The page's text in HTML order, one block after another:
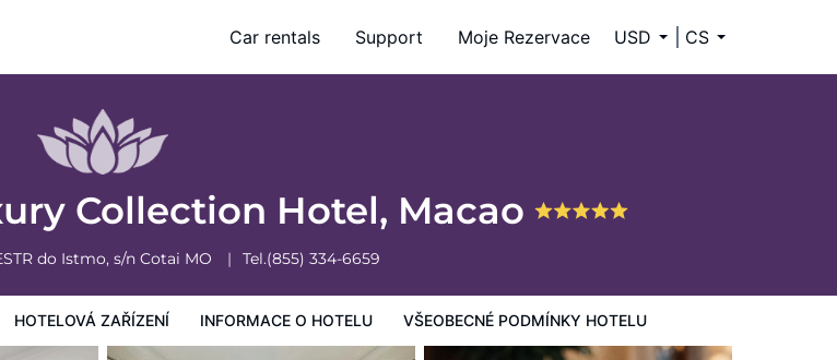
Car rentals Support Moje Rezervace USD CS
Collection Hotel, Macao
do Istmo, s/n Cotai MO Tel.(855) 334-6659
HOTELOVÁ ZAŘÍZENÍ INFORMACE O HOTELU VŠEOBECNÉ PODMÍNKY HOTELU
Všeobecné podmínky hotelu